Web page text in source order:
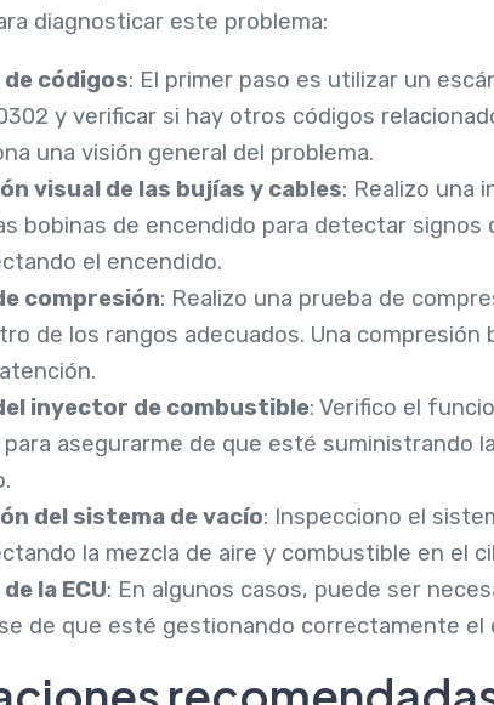
diagnosticar este problema:
de códigos: El primer paso es utilizar un
y verificar si hay otros códigos
una visión general del problema.
visual de las bujías y cables: Realizo una
bobinas de encendido para detectar
el encendido.
compresión: Realizo una prueba de
de los rangos adecuados. Una compresión
inyector de combustible: Verifico el
para asegurarme de que esté suministrando
del sistema de vacío: Inspecciono el
la mezcla de aire y combustible en el
la ECU: En algunos casos, puede ser
de que esté gestionando correctamente